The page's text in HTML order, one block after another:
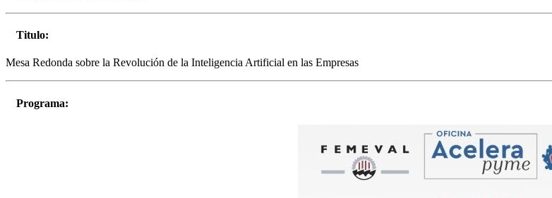
Titulo:
Mesa Redonda sobre la Revolución de la Inteligencia Artificial en las Empresas
Programa: